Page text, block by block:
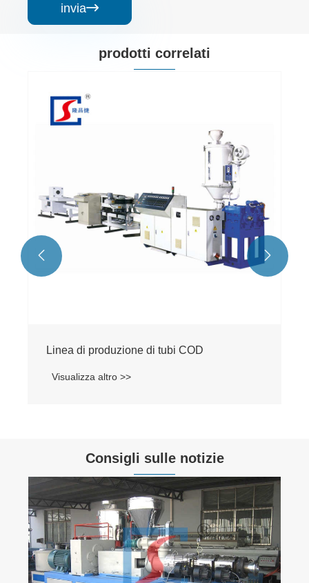
invia
prodotti correlati
Linea di produzione di tubi COD
Visualizza altro >>
 
Consigli sulle notizie